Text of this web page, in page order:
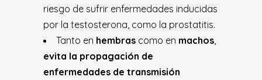
riesgo de sufrir enfermedades inducidas
por la testosterona, como la prostatitis.
Tanto en hembras como en machos,
evita la propagación de
enfermedades de transmisión